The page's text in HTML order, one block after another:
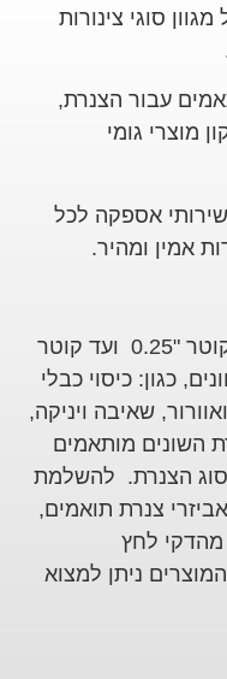
סוגי צינורות
עבור הצנרת,
מוצרי גומי
אספקה לכל
אמין ומהיר.
טווח הקטרים של הצנרת נע בין קוטר "0.25 ועד קוטר
כגון: כיסוי כבלי
שאיבה ויניקה,
השונים מותאמים
הצנרת. להשלמת
צנרת תואמים,
לחץ
ניתן למצוא